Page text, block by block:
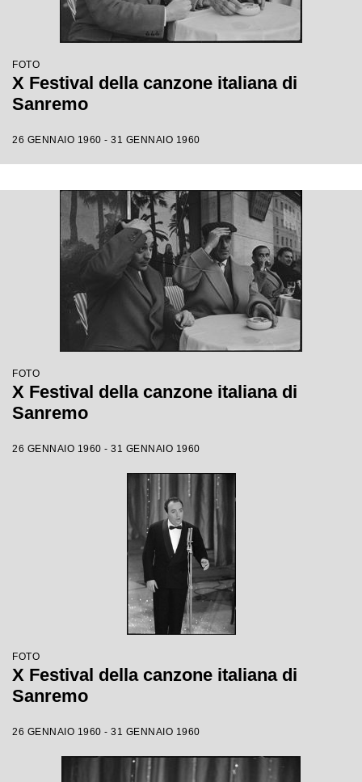
FOTO
X Festival della canzone italiana di
Sanremo
26 GENNAIO 1960 - 31 GENNAIO 1960
FOTO
X Festival della canzone italiana di
Sanremo
26 GENNAIO 1960 - 31 GENNAIO 1960
FOTO
X Festival della canzone italiana di
Sanremo
26 GENNAIO 1960 - 31 GENNAIO 1960